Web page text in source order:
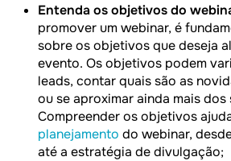
Entenda os objetivos do
promover um webinar, é
sobre os objetivos que deseja
evento. Os objetivos podem
leads, contar quais são as
ou se aproximar ainda mais
Compreender os objetivos
planejamento do webinar,
até a estratégia de divulgação;